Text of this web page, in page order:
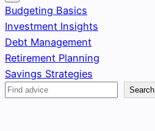
content
Budgeting Basics
Investment Insights
Debt Management
Retirement Planning
Savings Strategies
Search
Search